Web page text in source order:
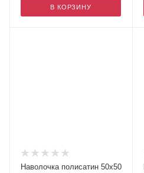
В КОРЗИНУ
Наволочка полисатин 50х50